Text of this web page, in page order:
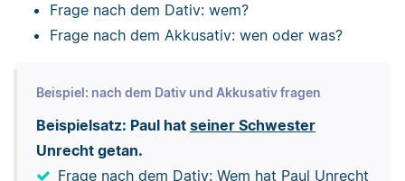
Frage nach dem Dativ: wem?
Frage nach dem Akkusativ: wen oder was?
Beispiel: nach dem Dativ und Akkusativ fragen
Beispielsatz: Paul hat seiner Schwester
Unrecht getan.
Frage nach dem Dativ: Wem hat Paul Unrecht